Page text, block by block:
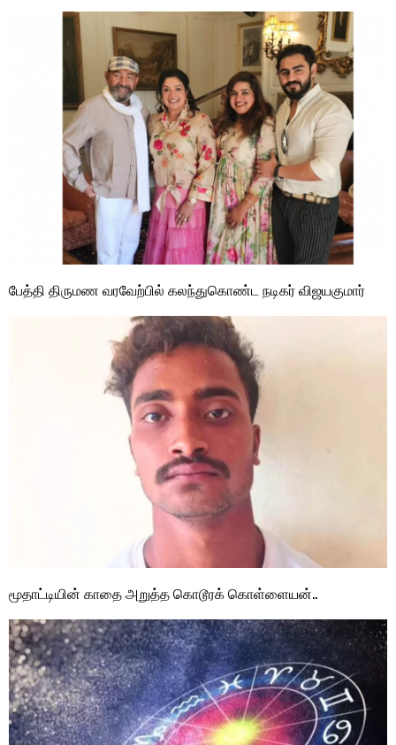
பேத்தி திருமண வரவேற்பில் கலந்துகொண்ட நடிகர் விஜயகுமார்
மூதாட்டியின் காதை அறுத்த கொடூரக் கொள்ளையன்..